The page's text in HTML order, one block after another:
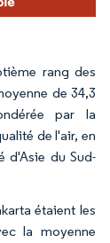
rang des
de 34,3
par la
de l'air, en
d'Asie du Sud-
étaient les
la moyenne